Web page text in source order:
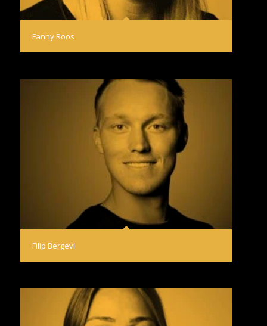
Fanny Roos
Filip Bergevi